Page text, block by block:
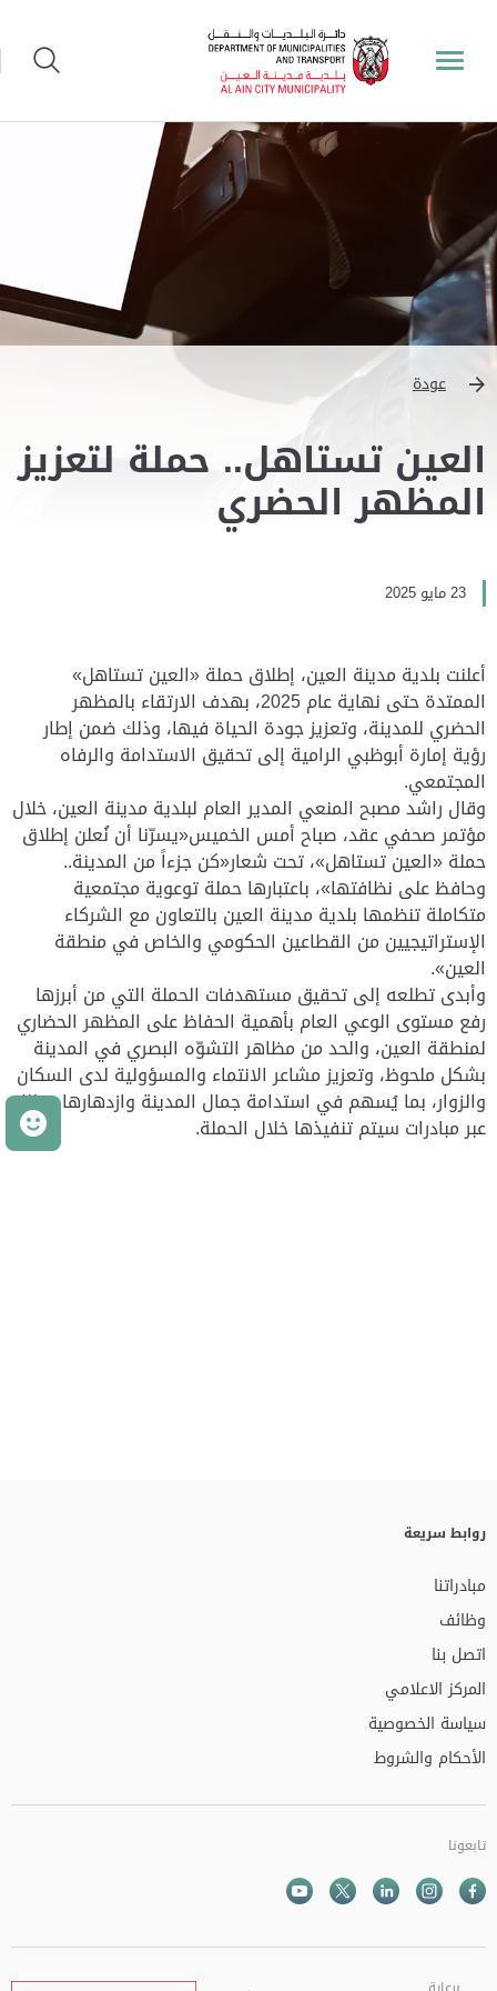
عودة
العين تستاهل.. حملة لتعزيز
المظهر الحضري
23 مايو 2025
أعلنت بلدية مدينة العين، إطلاق حملة «العين تستاهل»
الممتدة حتى نهاية عام 2025، بهدف الارتقاء بالمظهر
الحضري للمدينة، وتعزيز جودة الحياة فيها، وذلك ضمن إطار
رؤية إمارة أبوظبي الرامية إلى تحقيق الاستدامة والرفاه
المجتمعي.
وقال راشد مصبح المنعي المدير العام لبلدية مدينة العين، خلال
مؤتمر صحفي عقد، صباح أمس الخميس«يسرّنا أن نُعلن إطلاق
حملة «العين تستاهل»، تحت شعار«كن جزءاً من المدينة..
وحافظ على نظافتها»، باعتبارها حملة توعوية مجتمعية
متكاملة تنظمها بلدية مدينة العين بالتعاون مع الشركاء
الإستراتيجيين من القطاعين الحكومي والخاص في منطقة
العين».
وأبدى تطلعه إلى تحقيق مستهدفات الحملة التي من أبرزها
رفع مستوى الوعي العام بأهمية الحفاظ على المظهر الحضاري
لمنطقة العين، والحد من مظاهر التشوّه البصري في المدينة
بشكل ملحوظ، وتعزيز مشاعر الانتماء والمسؤولية لدى السكان
والزوار، بما يُسهم في استدامة جمال المدينة وازدهارها، وذلك
عبر مبادرات سيتم تنفيذها خلال الحملة.
روابط سريعة
مبادراتنا
وظائف
اتصل بنا
المركز الاعلامي
سياسة الخصوصية
الأحكام والشروط
تابعونا
Facebook
Instagramالذهاب الى تم
Twitter
Youtube